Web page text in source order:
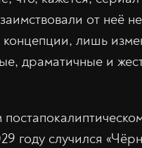
от неё
лишь
драматичные и
году случился